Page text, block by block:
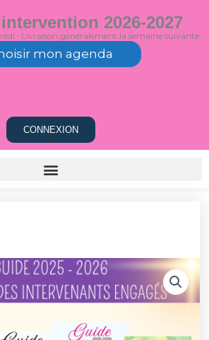
2026-2027
· Livraison généralement la semaine suivante
mon agenda
CONNEXION